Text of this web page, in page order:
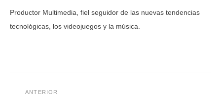
Productor Multimedia, fiel seguidor de las nuevas tendencias
tecnológicas, los videojuegos y la música.